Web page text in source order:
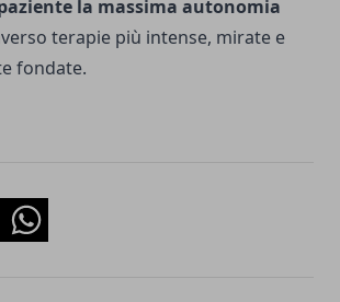
la massima autonomia
terapie più intense, mirate e
fondate.
Whatsapp